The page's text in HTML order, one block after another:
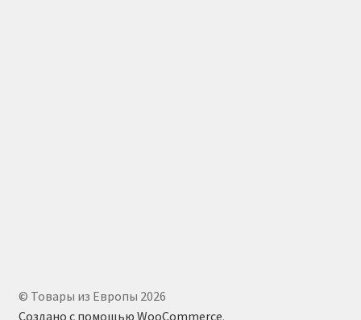
© Товары из Европы 2026
Создано с помощью WooCommerce.